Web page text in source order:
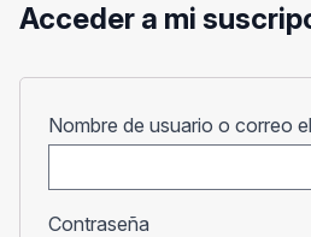
Acceder a mi
Nombre de usuario o correo
Contraseña